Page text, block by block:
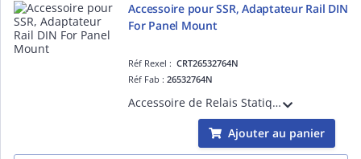
Accessoire pour SSR, Adaptateur Rail DIN
For Panel Mount
Réf Rexel :CRT26532764N
Réf Fab :26532764N
Accessoire de Relais Statiques, Adaptateur Rail DIN, Montage sur Panneau
Ajouter au panier